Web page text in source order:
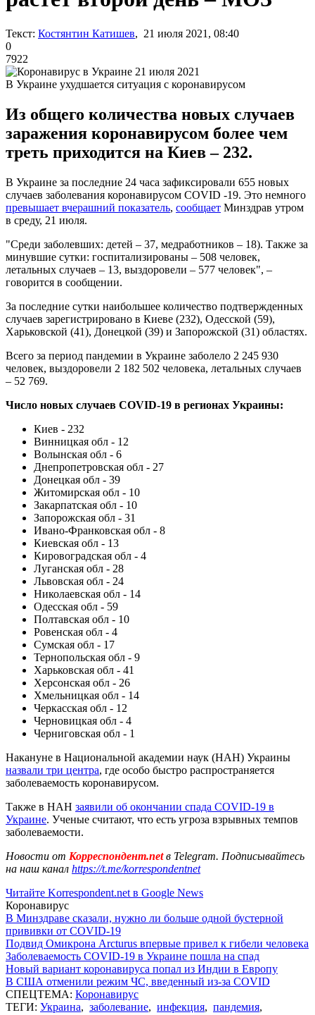
Текст: Костянтин Катишев, 21 июля 2021, 08:40
0
7922
В Украине ухудшается ситуация с коронавирусом
Из общего количества новых случаев
заражения коронавирусом более чем
треть приходится на Киев – 232.
В Украине за последние 24 часа зафиксировали 655 новых
случаев заболевания коронавирусом COVID -19. Это немного
превышает вчерашний показатель, сообщает Минздрав утром
в среду, 21 июля.
"Среди заболевших: детей – 37, медработников – 18). Также за
минувшие сутки: госпитализированы – 508 человек,
летальных случаев – 13, выздоровели – 577 человек", –
говорится в сообщении.
За последние сутки наибольшее количество подтвержденных
случаев зарегистрировано в Киеве (232), Одесской (59),
Харьковской (41), Донецкой (39) и Запорожской (31) областях.
Всего за период пандемии в Украине заболело 2 245 930
человек, выздоровели 2 182 502 человека, летальных случаев
– 52 769.
Число новых случаев COVID-19 в регионах Украины:
Киев - 232
Винницкая обл - 12
Волынская обл - 6
Днепропетровская обл - 27
Донецкая обл - 39
Житомирская обл - 10
Закарпатская обл - 10
Запорожская обл - 31
Ивано-Франковская обл - 8
Киевская обл - 13
Кировоградская обл - 4
Луганская обл - 28
Львовская обл - 24
Николаевская обл - 14
Одесская обл - 59
Полтавская обл - 10
Ровенская обл - 4
Сумская обл - 17
Тернопольская обл - 9
Харьковская обл - 41
Херсонская обл - 26
Хмельницкая обл - 14
Черкасская обл - 12
Черновицкая обл - 4
Черниговская обл - 1
Накануне в Национальной академии наук (НАН) Украины
назвали три центра, где особо быстро распространяется
заболеваемость коронавирусом.
Также в НАН заявили об окончании спада COVID-19 в
Украине. Ученые считают, что есть угроза взрывных темпов
заболеваемости.
Новости от Корреспондент.netв Telegram. Подписывайтесь
на наш канал https://t.me/korrespondentnet
Читайте Korrespondent.net в Google News
Коронавирус
В Минздраве сказали, нужно ли больше одной бустерной
прививки от COVID-19
Подвид Омикрона Arcturus впервые привел к гибели человека
Заболеваемость COVID-19 в Украине пошла на спад
Новый вариант коронавируса попал из Индии в Европу
В США отменили режим ЧС, введенный из-за COVID
СПЕЦТЕМА: Коронавирус
ТЕГИ: Украина, заболевание, инфекция, пандемия,